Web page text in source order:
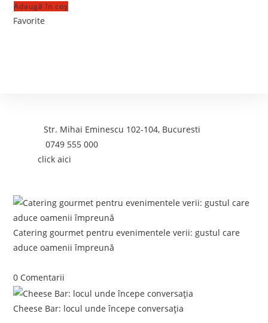
Adaugă în coș
Favorite
Adresa:Str. Mihai Eminescu 102-104, Bucuresti
Telefon:0749 555 000
Email:click aici
Catering gourmet pentru evenimentele verii: gustul care
aduce oamenii împreună
0 Comentarii
Cheese Bar: locul unde începe conversația